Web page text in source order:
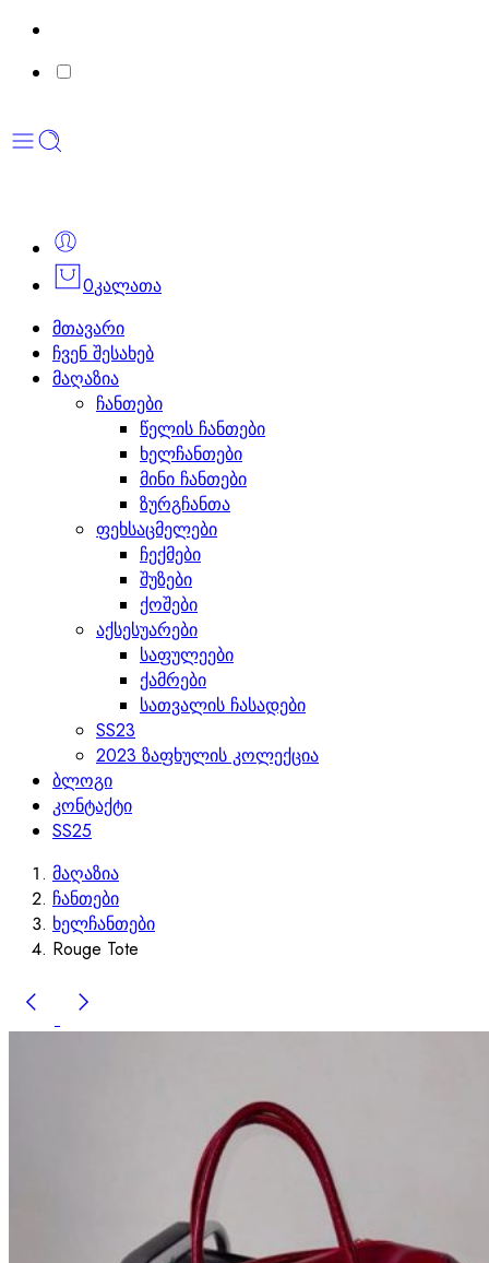
0კალათა
მთავარი
ჩვენ შესახებ
მაღაზია
ჩანთები
წელის ჩანთები
ხელჩანთები
მინი ჩანთები
ზურგჩანთა
ფეხსაცმელები
ჩექმები
შუზები
ქოშები
აქსესუარები
საფულეები
ქამრები
სათვალის ჩასადები
SS23
2023 ზაფხულის კოლექცია
ბლოგი
კონტაქტი
SS25
მაღაზია
ჩანთები
ხელჩანთები
Rouge Tote